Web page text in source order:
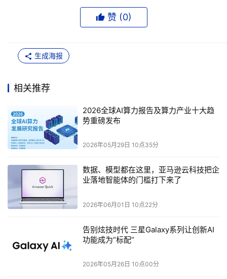
Arm的解决方案在提供市场领先性能的同时，也将降低能耗
作为优先考量。作为全球最为广泛且高效的计算平台，以
了能源效率，从而在技术进步与环境责任之间找到了珍贵的
以基于Arm架构的AWS Graviton 3所取得的显著减排成效
为例，在Arm与亚马逊云科技（AWS）的合作中，Arm v9
架构在处理复杂AI工作负载时表现出色，尤其是在数据密集
型任务中能够显著减少功耗。与非Graviton处理器相比，在
Graviton 3在运行Arm特定工作负载时，碳强度降低了68%​
。如此不仅提高了数据中心的能效，还展示了技术如何在云
计算和大规模数据处理领域引领绿色转型。
再以倚天710为例，据阿里云2022年云栖大会上披露的数
比x86降低6倍，整机功耗降低60%以上。碳排放也等比降
低。全国IDC年耗电量约2000多亿度，相当于两个三峡大
坝的发电量，采用倚天实例进行替换，可以省下一整个三峡
赞 (0)
生成海报
相关推荐
2026全球AI算力报告及算力产业十大趋
势重磅发布
2026年05月29日 10点35分
数据、模型都在这里，亚马逊云科技把企
业落地智能体的门槛打下来了
2026年06月01日 10点22分
告别炫技时代 三星Galaxy系列让创新AI
功能成为“标配”
2026年05月26日 10点00分